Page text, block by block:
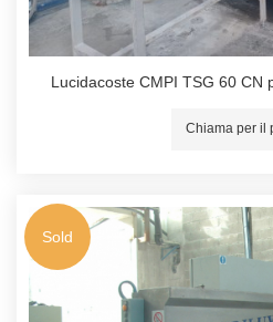
Lucidacoste CMPI TSG 60 CN
Chiama per il
Sold